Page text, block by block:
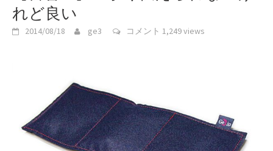
れど良い
2014/08/18 ge3 コメント 1,249 views